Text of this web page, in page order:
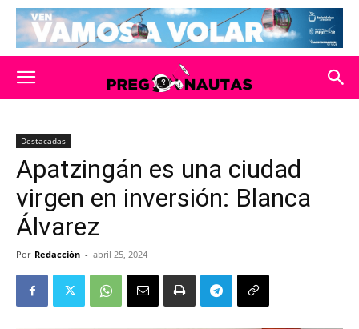
Destacadas
Apatzingán es una ciudad
virgen en inversión: Blanca
Álvarez
Por Redacción - abril 25, 2024